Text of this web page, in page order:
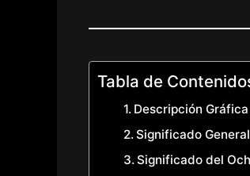
Tabla de
Descripción
Significado
Significado del